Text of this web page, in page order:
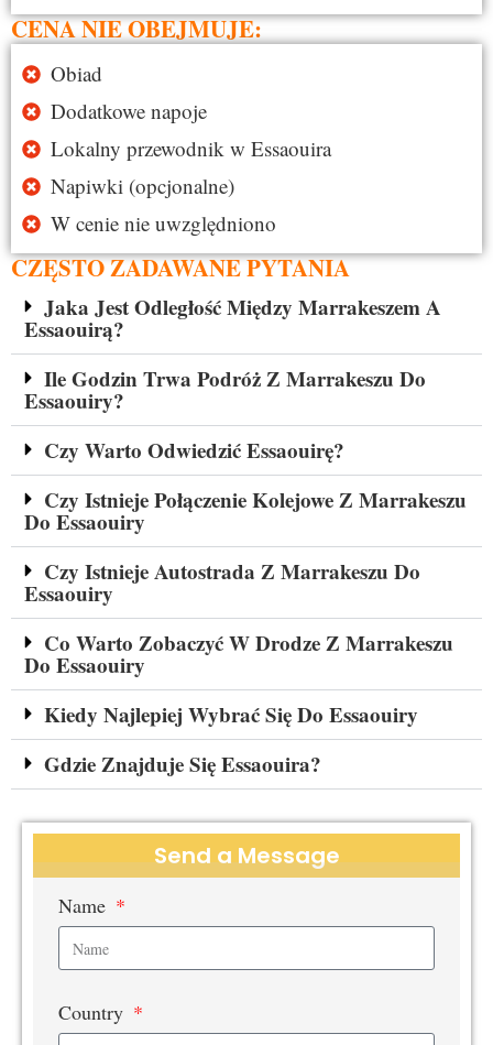
Send a Message
Name
Country
CENA NIE OBEJMUJE:
Obiad
Dodatkowe napoje
Lokalny przewodnik w Essaouira
Napiwki (opcjonalne)
W cenie nie uwzględniono
CZĘSTO ZADAWANE PYTANIA
Jaka Jest Odległość Między Marrakeszem A
Essaouirą?
Ile Godzin Trwa Podróż Z Marrakeszu Do
Essaouiry?
Czy Warto Odwiedzić Essaouirę?
Czy Istnieje Połączenie Kolejowe Z Marrakeszu
Do Essaouiry
Czy Istnieje Autostrada Z Marrakeszu Do
Essaouiry
Co Warto Zobaczyć W Drodze Z Marrakeszu
Do Essaouiry
Kiedy Najlepiej Wybrać Się Do Essaouiry
Gdzie Znajduje Się Essaouira?